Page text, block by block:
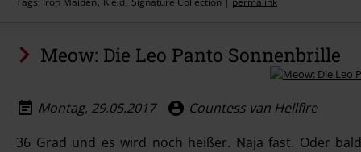
Meow: Die Leo Panto Sonnenbrille
Montag, 29.05.2017
Countess van Hellfire
36 Grad und es wird noch heißer. Naja fast. Oder